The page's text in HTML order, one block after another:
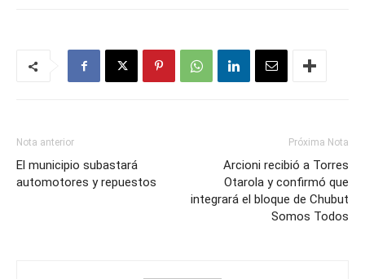
Nota anterior
El municipio subastará
automotores y repuestos
Próxima Nota
Arcioni recibió a Torres
Otarola y confirmó que
integrará el bloque de Chubut
Somos Todos